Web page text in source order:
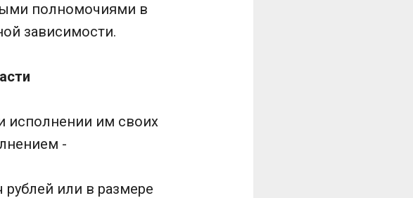
полномочиями в
зависимости.
исполнении им своих
-
или в размере